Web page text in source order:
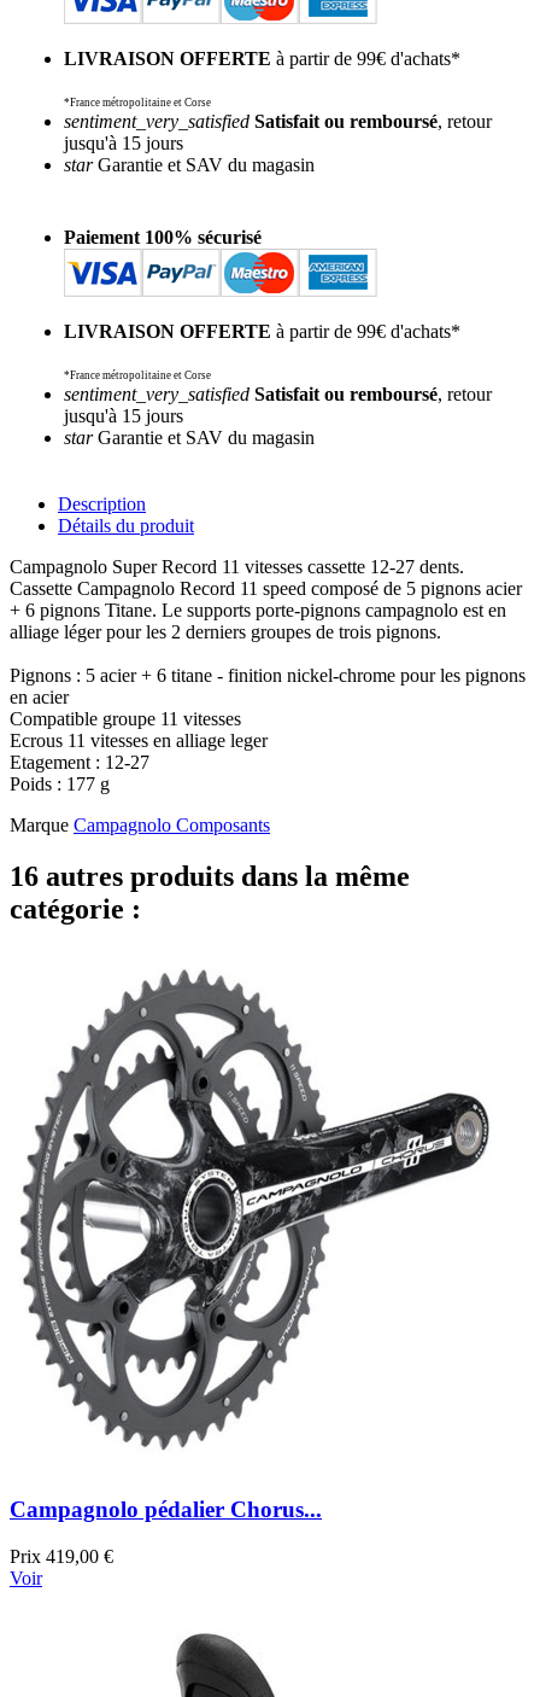
LIVRAISON OFFERTE à partir de 99€ d'achats*
*France métropolitaine et Corse
sentiment_very_satisfied Satisfait ou remboursé, retour
jusqu'à 15 jours
starGarantie et SAV du magasin
Paiement 100% sécurisé
LIVRAISON OFFERTE à partir de 99€ d'achats*
*France métropolitaine et Corse
sentiment_very_satisfied Satisfait ou remboursé, retour
jusqu'à 15 jours
starGarantie et SAV du magasin
Description
Détails du produit
Campagnolo Super Record 11 vitesses cassette 12-27 dents.
Cassette Campagnolo Record 11 speed composé de 5 pignons acier
+ 6 pignons Titane. Le supports porte-pignons campagnolo est en
alliage léger pour les 2 derniers groupes de trois pignons.
Pignons : 5 acier + 6 titane - finition nickel-chrome pour les pignons
en acier
Compatible groupe 11 vitesses
Ecrous 11 vitesses en alliage leger
Etagement : 12-27
Poids : 177 g
Marque Campagnolo Composants
16 autres produits dans la même
catégorie :
Campagnolo pédalier Chorus...
Prix 419,00 €
Voir